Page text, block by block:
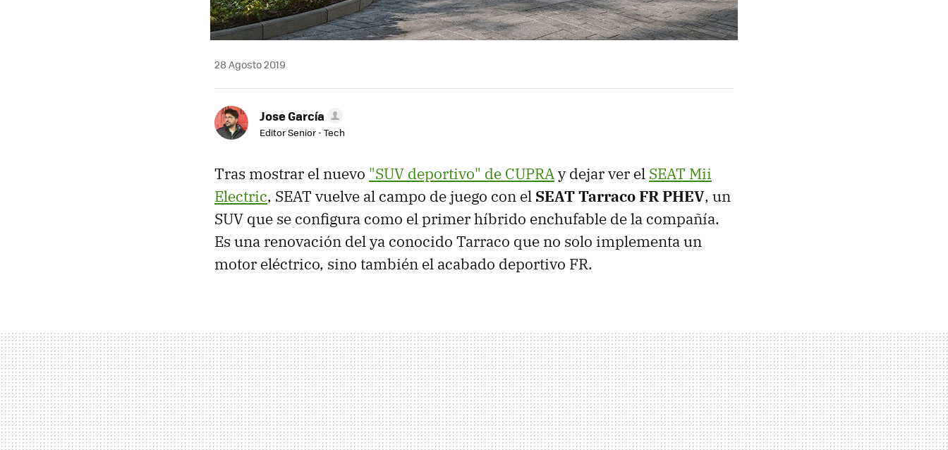
28 Agosto 2019
Jose García
Editor Senior - Tech
Tras mostrar el nuevo "SUV deportivo" de CUPRAy dejar ver el SEAT Mii
Electric, SEAT vuelve al campo de juego con el SEAT Tarraco FR PHEV, un
SUV que se configura como el primer híbrido enchufable de la compañía.
Es una renovación del ya conocido Tarraco que no solo implementa un
motor eléctrico, sino también el acabado deportivo FR.